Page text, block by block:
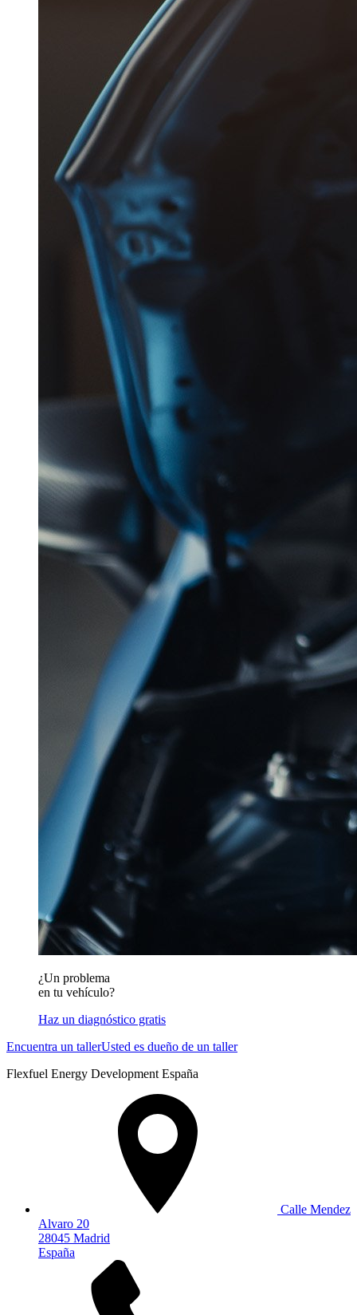
¿Un problema
en tu vehículo?
Haz un diagnóstico gratis
Encuentra un tallerUsted es dueño de un taller
Flexfuel Energy Development España
Calle Mendez
Alvaro 20
28045 Madrid
España